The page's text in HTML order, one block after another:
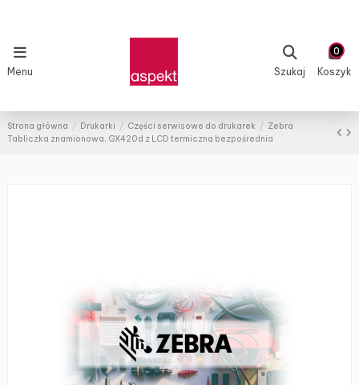
Menu Szukaj
0
Koszyk
Strona główna Drukarki Części serwisowe do drukarek
Zebra
Tabliczka znamionowa, GX420d z LCD termiczna bezpośrednia